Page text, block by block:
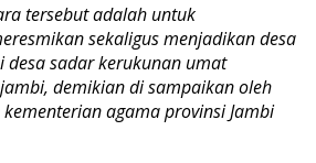
tersebut adalah untuk
sekaligus menjadikan desa
desa sadar kerukunan umat
demikian di sampaikan oleh
agama provinsi Jambi